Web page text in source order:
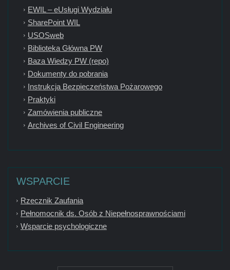
EWIL – eUsługi Wydziału
SharePoint WIL
USOSweb
Biblioteka Główna PW
Baza Wiedzy PW (repo)
Dokumenty do pobrania
Instrukcja Bezpieczeństwa Pożarowego
Praktyki
Zamówienia publiczne
Archives of Civil Engineering
WSPARCIE
Rzecznik Zaufania
Pełnomocnik ds. Osób z Niepełnosprawnościami
Wsparcie psychologiczne